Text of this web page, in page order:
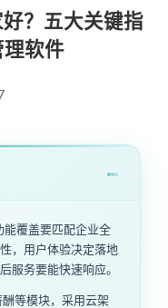
？五大关键指
软件
能覆盖要匹配企业全
，用户体验决定落地
服务要能快速响应。
等模块，采用云架